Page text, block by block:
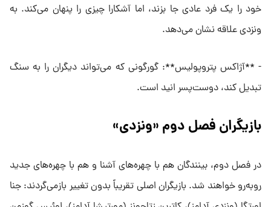
خود را یک فرد عادی جا بزند، اما آشکارا چیزی را پنهان می‌کند. به
ونزدی علاقه نشان می‌دهد.
- **آژاکس پتروپولیس**: گورگونی که می‌تواند دیگران را به سنگ
تبدیل کند، دوست‌پسر انید است.
بازیگران فصل دوم «ونزدی»
در فصل دوم، بینندگان هم با چهره‌های آشنا و هم با چهره‌های جدید
روبه‌رو خواهند شد. بازیگران اصلی تقریباً بدون تغییر بازمی‌گردند: جنا